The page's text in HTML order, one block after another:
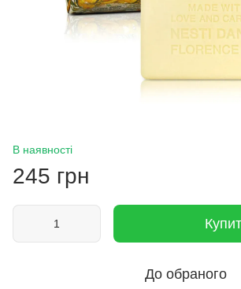
В наявності
245 грн
До обраного